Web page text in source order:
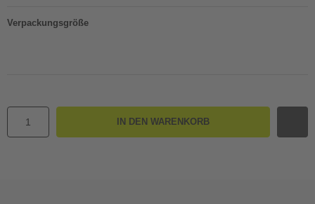
Verpackungsgröße
IN DEN WARENKORB